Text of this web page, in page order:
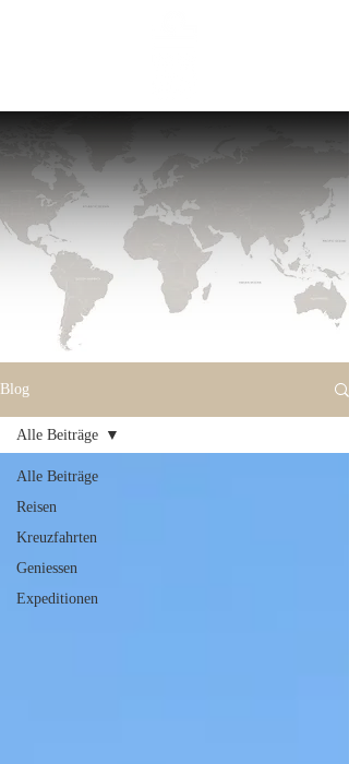
Blog
Alle Beiträge
Reisen
Kreuzfahrten
Geniessen
Expeditionen
Alle Beiträge